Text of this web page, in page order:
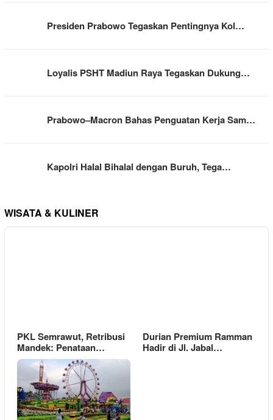
Presiden Prabowo Tegaskan Pentingnya Kol…
Loyalis PSHT Madiun Raya Tegaskan Dukung…
Prabowo–Macron Bahas Penguatan Kerja Sam…
Kapolri Halal Bihalal dengan Buruh, Tega…
WISATA & KULINER
PKL Semrawut, Retribusi
Mandek: Penataan…
Durian Premium Ramman
Hadir di Jl. Jabal…